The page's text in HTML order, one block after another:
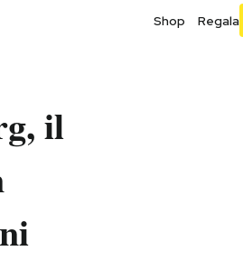
Shop Regala
il